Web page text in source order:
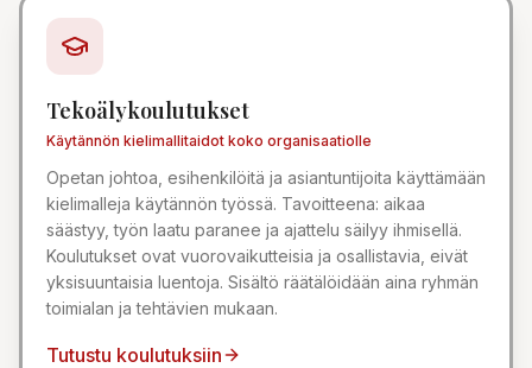
Tekoälykoulutukset
Käytännön kielimallitaidot koko organisaatiolle
Opetan johtoa, esihenkilöitä ja asiantuntijoita käyttämään
kielimalleja käytännön työssä. Tavoitteena: aikaa
säästyy, työn laatu paranee ja ajattelu säilyy ihmisellä.
Koulutukset ovat vuorovaikutteisia ja osallistavia, eivät
yksisuuntaisia luentoja. Sisältö räätälöidään aina ryhmän
toimialan ja tehtävien mukaan.
Tutustu koulutuksiin